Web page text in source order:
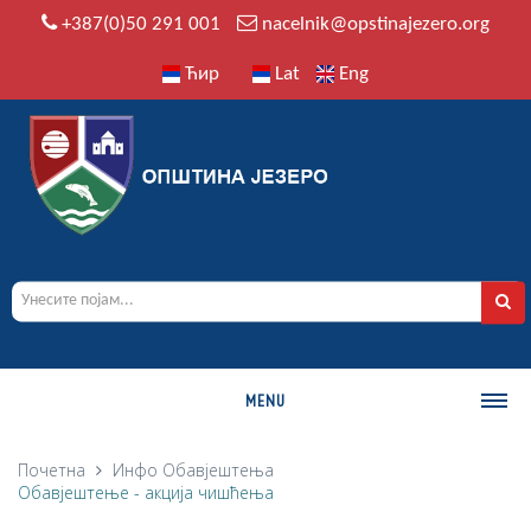
+387(0)50 291 001 nacelnik@opstinajezero.org
Ћир Lat Eng
MENU
О ОПШТИНИ
Почетна Инфо Обавјештења
Обавјештење - акција чишћења